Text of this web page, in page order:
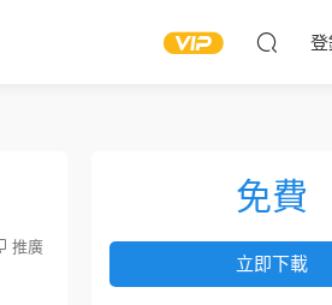
推廣
免費
立即下載